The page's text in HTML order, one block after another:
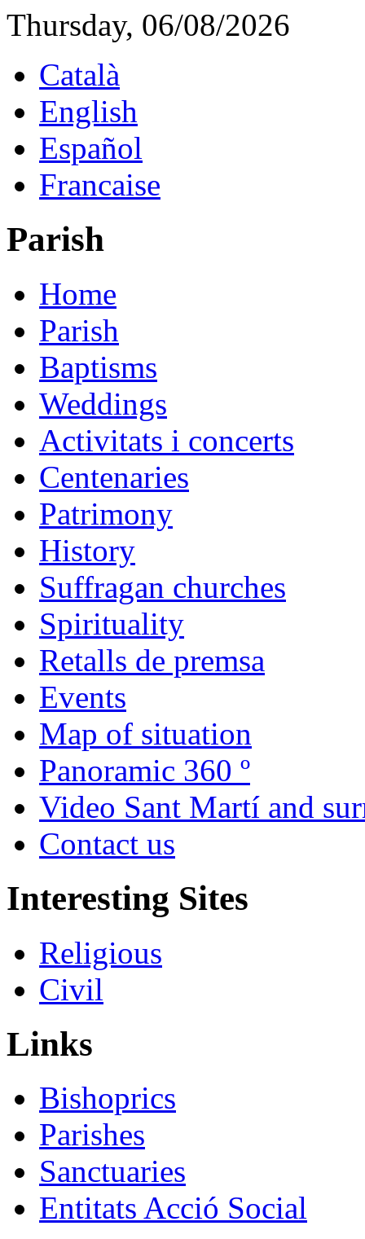
Thursday, 06/08/2026
Català
English
Español
Francaise
Parish
Home
Parish
Baptisms
Weddings
Activitats i concerts
Centenaries
Patrimony
History
Suffragan churches
Spirituality
Retalls de premsa
Events
Map of situation
Panoramic 360 º
Video Sant Martí and
Contact us
Interesting Sites
Religious
Civil
Links
Bishoprics
Parishes
Sanctuaries
Entitats Acció Social